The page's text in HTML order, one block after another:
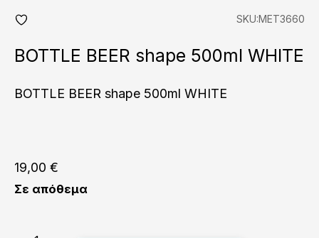
fav
SKU:MET3660
BOTTLE BEER shape 500ml WHITE
BOTTLE BEER shape 500ml WHITE
19,00 €
Σε απόθεμα